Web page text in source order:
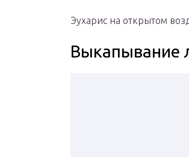
Эухарис на открытом
Выкапывание